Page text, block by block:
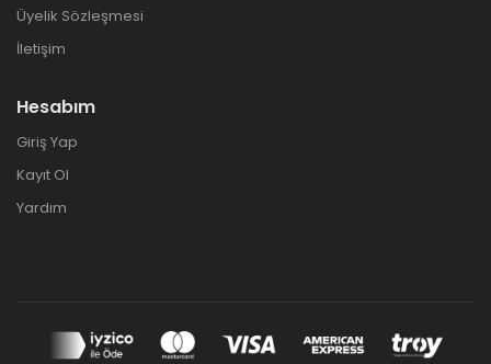
Üyelik Sözleşmesi
İletişim
Hesabım
Giriş Yap
Kayıt Ol
Yardım